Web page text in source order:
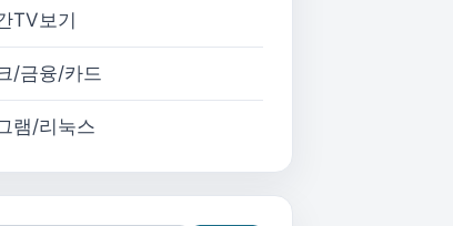
TV보기
/금융/카드
램/리눅스